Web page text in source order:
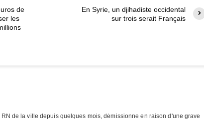
de
les
En Syrie, un djihadiste occidental
sur trois serait Français